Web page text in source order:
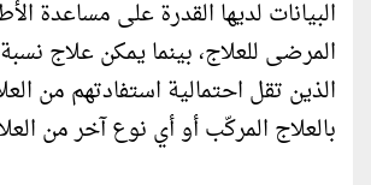
البيانات لديها القدرة على مساعدة
الذين تقل احتمالية استفادتهم من
بالعلاج المركّب أو أي نوع آخر من